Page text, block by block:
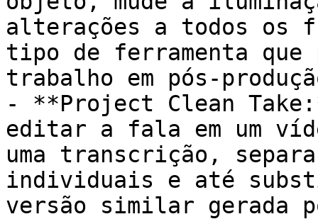
alterações a todos os
tipo de ferramenta que
trabalho em pós-
- **Project Clean
editar a fala em um
uma transcrição,
individuais e até
versão similar